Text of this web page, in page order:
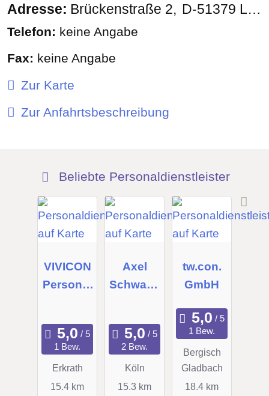
Adresse: Brückenstraße 2 D-51379 Leverkusen
Telefon: keine Angabe
Fax: keine Angabe
Zur Karte
Zur Anfahrtsbeschreibung
Beliebte Personaldienstleister
VIVICON
Personal
1 Bew.
Erkrath
15.4 km
Axel
Schwartz
ment
GmbH
2 Bew.
Köln
15.3 km
tw.con.
GmbH
1 Bew.
Bergisch
Gladbach
18.4 km